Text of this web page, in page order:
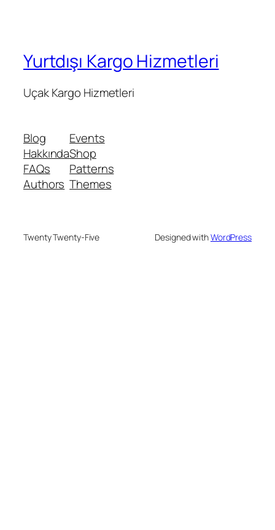
Yurtdışı Kargo Hizmetleri
Uçak Kargo Hizmetleri
Blog
Hakkında
FAQs
Authors
Events
Shop
Patterns
Themes
Twenty Twenty-Five Designed withWordPress